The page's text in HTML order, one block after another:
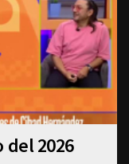
del 2026